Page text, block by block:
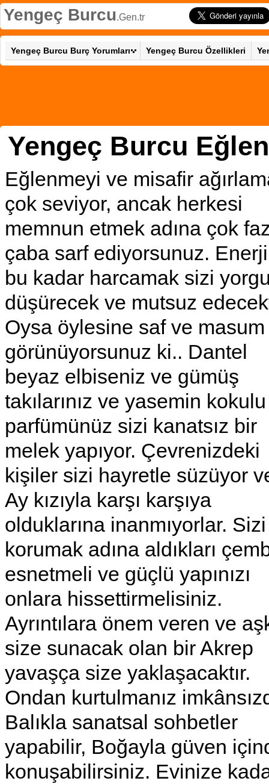
Yengeç Burcu.Gen.tr
Yengeç Burcu Burç Yorumları Yengeç Burcu Özellikleri
Yengeç Burcu
Eğlenmeyi ve misafir
çok seviyor, ancak herkesi
memnun etmek adına çok
çaba sarf ediyorsunuz.
bu kadar harcamak sizi
düşürecek ve mutsuz
Oysa öylesine saf ve masum
görünüyorsunuz ki.. Dantel
beyaz elbiseniz ve gümüş
takılarınız ve yasemin kokulu
parfümünüz sizi kanatsız bir
melek yapıyor. Çevrenizdeki
kişiler sizi hayretle süzüyor
Ay kızıyla karşı karşıya
olduklarına inanmıyorlar. Sizi
korumak adına aldıkları
esnetmeli ve güçlü yapınızı
onlara hissettirmelisiniz.
Ayrıntılara önem veren ve
size sunacak olan bir Akrep
yavaşça size yaklaşacaktır.
Ondan kurtulmanız
Balıkla sanatsal sohbetler
yapabilir, Boğayla güven
konuşabilirsiniz. Evinize